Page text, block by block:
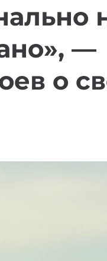
—
о